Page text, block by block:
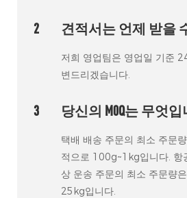
2 견적서는 언제 받을
저희 영업팀은 영업일 기준
변드리겠습니다.
3 당신의 M0Q는 무엇
택배 배송 주문의 최소 주문
적으로 100g~1kg입니다. 항
상 운송 주문의 최소 주문량
25kg입니다.